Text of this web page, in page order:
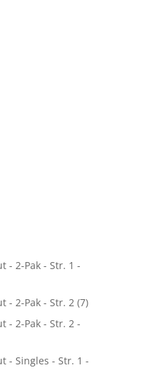
- 2-Pak - Str. 1 -
- 2-Pak - Str. 2 (7)
- 2-Pak - Str. 2 -
- Singles - Str. 1 -